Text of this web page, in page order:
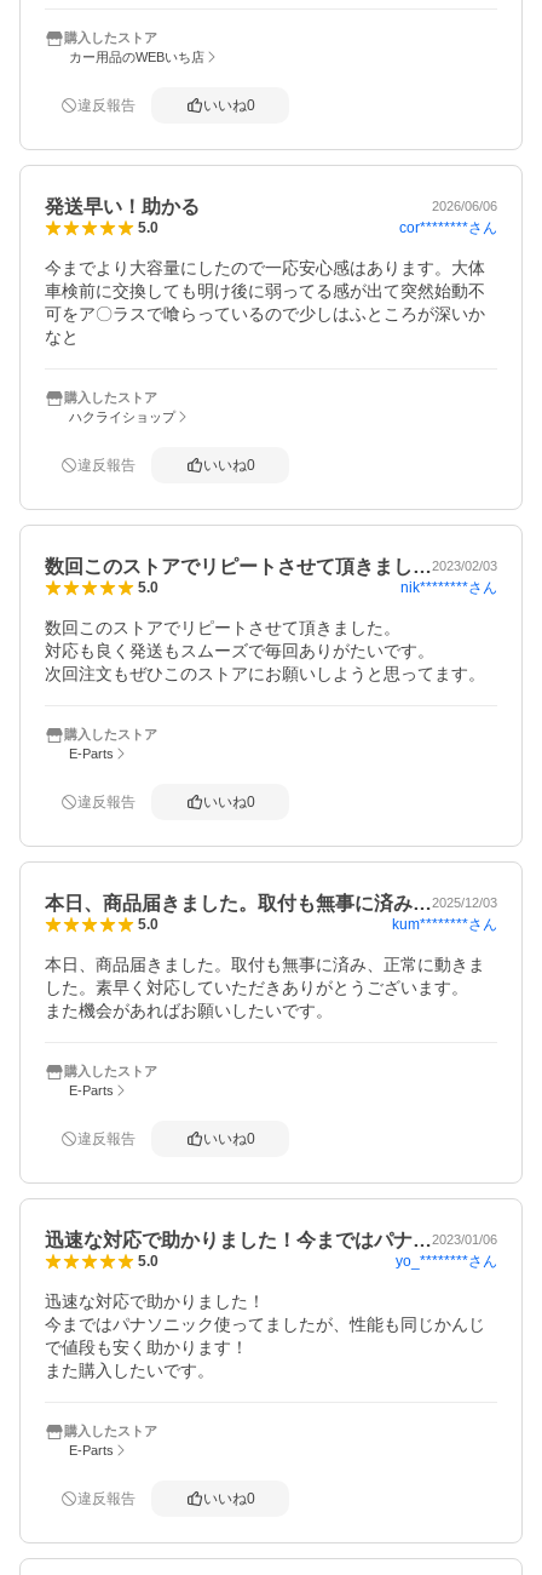
購入したストア
カー用品のWEBいち店
違反報告 いいね0
発送早い！助かる 2026/06/06
5.0 cor********さん
今までより大容量にしたので一応安心感はあります。大体
車検前に交換しても明け後に弱ってる感が出て突然始動不
可をア〇ラスで喰らっているので少しはふところが深いか
なと
購入したストア
ハクライショップ
違反報告 いいね0
数回このストアでリピートさせて頂きまし…2023/02/03
5.0 nik********さん
数回このストアでリピートさせて頂きました。
対応も良く発送もスムーズで毎回ありがたいです。
次回注文もぜひこのストアにお願いしようと思ってます。
購入したストア
E-Parts
違反報告 いいね0
本日、商品届きました。取付も無事に済み…2025/12/03
5.0 kum********さん
本日、商品届きました。取付も無事に済み、正常に動きま
した。素早く対応していただきありがとうございます。
また機会があればお願いしたいです。
購入したストア
E-Parts
違反報告 いいね0
迅速な対応で助かりました！今まではパナ…2023/01/06
5.0 yo_********さん
迅速な対応で助かりました！
今まではパナソニック使ってましたが、性能も同じかんじ
で値段も安く助かります！
また購入したいです。
購入したストア
E-Parts
違反報告 いいね0